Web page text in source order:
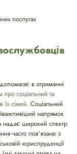
послугах
в отриманні
про соціальний та
їх сімей. Соціальний
напрямок
надає широкий спектр
часто пов'язане з
юриспруденції